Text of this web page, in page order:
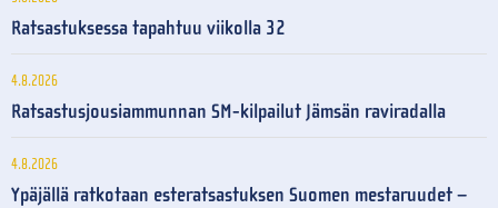
Ratsastuksessa tapahtuu viikolla 32
4.8.2026
Ratsastusjousiammunnan SM-kilpailut Jämsän raviradalla
4.8.2026
Ypäjällä ratkotaan esteratsastuksen Suomen mestaruudet –